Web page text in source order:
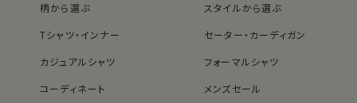
ズにてご用意。(サイズ表G)
ださい。
柄から選ぶ
スタイルから選ぶ
Tシャツ・インナー
セーター・カーディガン
カジュアルシャツ
フォーマルシャツ
コーディネート
メンズセール